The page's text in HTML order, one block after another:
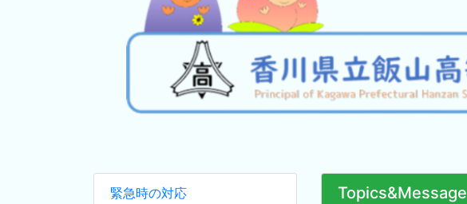
緊急時の対応 Topics&Message